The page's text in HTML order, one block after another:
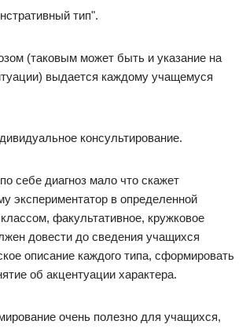
тип".
(таковым может быть и указание на
выдается каждому учащемуся
консультирование.
себе диагноз мало что скажет
экспериментатор в определенной
факультативное, кружковое
довести до сведения учащихся
описание каждого типа, сформировать
об акцентуации характера.
очень полезно для учащихся,